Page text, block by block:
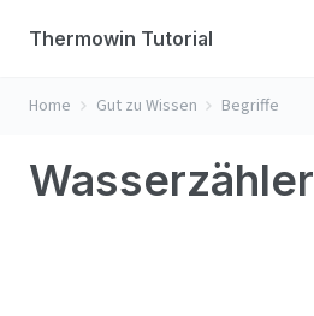
Thermowin Tutorial
Home Gut zu Wissen Begriffe
Wasserzähler